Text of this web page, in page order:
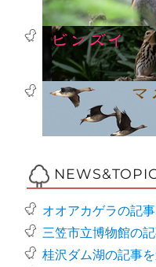
オオアカゲラの記事
三笠市立博物館の
桂沢ダム湖の記事を